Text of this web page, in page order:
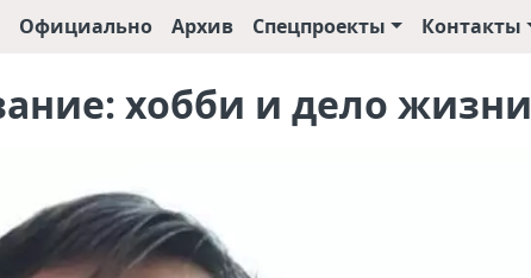
Официально Архив Спецпроекты Контакты
хобби и дело жизни